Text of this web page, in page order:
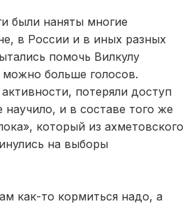
были наняты многие
в России и в иных разных
помочь Вилкулу
можно больше голосов.
потеряли доступ
и в составе того же
который из ахметовского
на выборы
как-то кормиться надо, а